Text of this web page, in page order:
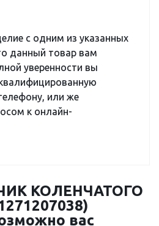
с одним из указанных
данный товар вам
уверенности вы
или же
к онлайн-
КОЛЕНЧАТОГО
вас